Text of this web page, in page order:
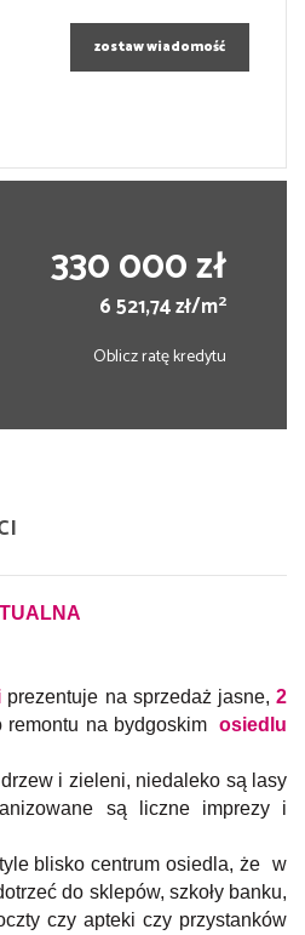
zostaw wiadomość
330 000 zł
6 521,74 zł/m2
Oblicz ratę kredytu
prezentuje na sprzedaż jasne,2
remontu na bydgoskim osiedlu
i zieleni, niedaleko są lasy
są liczne imprezy i
blisko centrum osiedla, że w
do sklepów, szkoły banku,
czy apteki czy przystanków